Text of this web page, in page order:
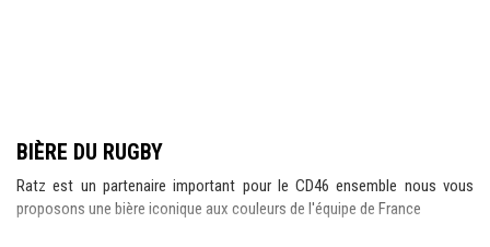
BIÈRE DU RUGBY
Ratz est un partenaire important pour le CD46 ensemble nous vous
proposons une bière iconique aux couleurs de l'équipe de France